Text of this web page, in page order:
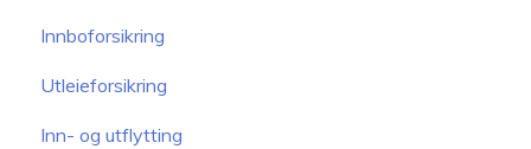
Innboforsikring
Utleieforsikring
Inn- og utflytting